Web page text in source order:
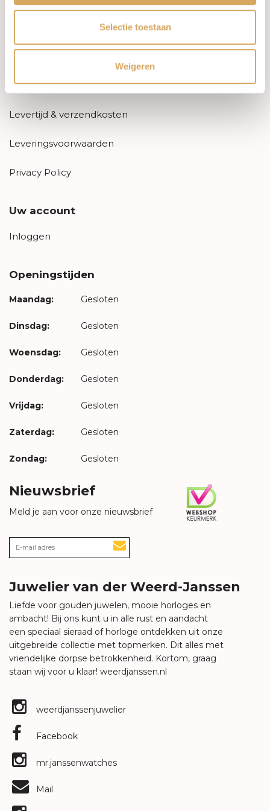
Selectie toestaan
Weigeren
Algemene voorwaarden
Levertijd & verzendkosten
Leveringsvoorwaarden
Privacy Policy
Uw account
Inloggen
Openingstijden
Maandag: Gesloten
Dinsdag: Gesloten
Woensdag: Gesloten
Donderdag: Gesloten
Vrijdag: Gesloten
Zaterdag: Gesloten
Zondag: Gesloten
Nieuwsbrief
Meld je aan voor onze nieuwsbrief
Juwelier van der Weerd-Janssen
Liefde voor gouden juwelen, mooie horloges en
ambacht! Bij ons kunt u in alle rust en aandacht
een speciaal sieraad of horloge ontdekken uit onze
uitgebreide collectie met topmerken. Dit alles met
vriendelijke dorpse betrokkenheid. Kortom, graag
staan wij voor u klaar! weerdjanssen.nl
weerdjanssenjuwelier
Facebook
mr.janssenwatches
Mail